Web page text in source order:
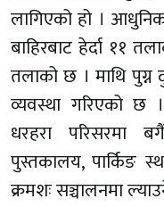
लागिएको हो ।
बाहिरबाट हेर्दा ११
तलाको छ । माथि पुग्न
व्यवस्था गरिएको छ
धरहरा परिसरमा
पुस्तकालय, पार्किङ
क्रमशः सञ्चालनमा